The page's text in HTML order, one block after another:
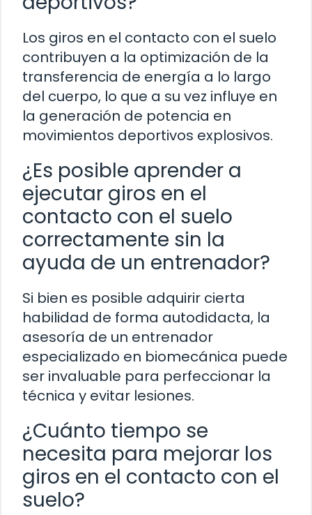
Los giros en el contacto con el suelo
contribuyen a la optimización de la
transferencia de energía a lo largo
del cuerpo, lo que a su vez influye en
la generación de potencia en
movimientos deportivos explosivos.
¿Es posible aprender a
ejecutar giros en el
contacto con el suelo
correctamente sin la
ayuda de un entrenador?
Si bien es posible adquirir cierta
habilidad de forma autodidacta, la
asesoría de un entrenador
especializado en biomecánica puede
ser invaluable para perfeccionar la
técnica y evitar lesiones.
¿Cuánto tiempo se
necesita para mejorar los
giros en el contacto con el
suelo?